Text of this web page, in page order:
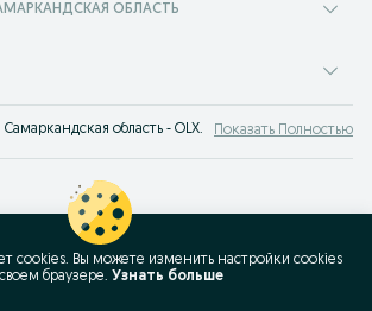
ОБЛАСТЬ
область - OLX.uz: купить кофеварку
Показать Полностью
cookies. Вы можете изменить настройки cookies
браузере. Узнать больше